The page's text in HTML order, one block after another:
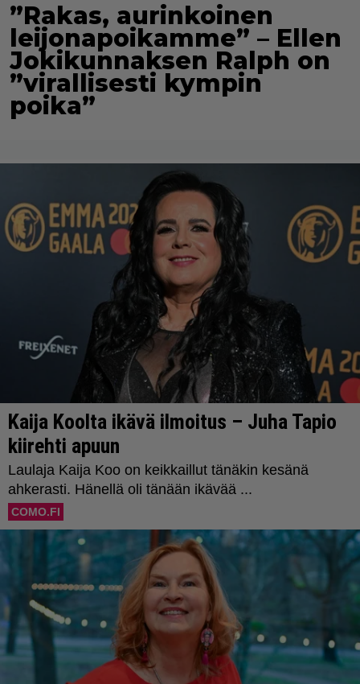
”Rakas, aurinkoinen
leijonapoikamme” – Ellen
Jokikunnaksen Ralph on
”virallisesti kympin
poika”